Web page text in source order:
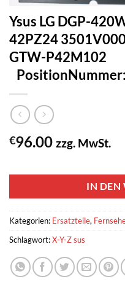
Ysus LG DGP-
42PZ24
GTW-P42M102
€96.00 zzg. MwSt.
IN DEN
Kategorien: Ersatzteile,
Schlagwort:X-Y-Z sus